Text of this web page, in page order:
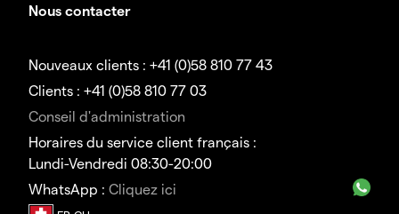
Nous contacter
Nouveaux clients : +41 (0)58 810 77 43
Clients : +41 (0)58 810 77 03
Conseil d'administration
Horaires du service client français :
Lundi-Vendredi 08:30-20:00
WhatsApp : Cliquez ici